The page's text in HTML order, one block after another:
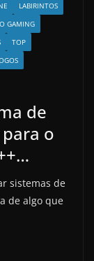
LABIRINTOS
GAMING
TOP
de
o
sistemas de
de algo que